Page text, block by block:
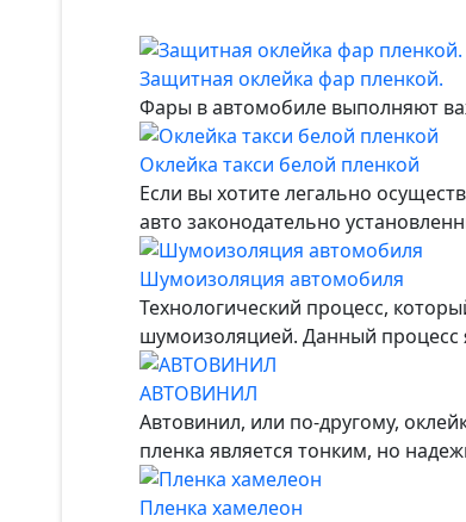
Защитная оклейка фар пленкой.
Фары в автомобиле выполняют
Оклейка такси белой пленкой
Если вы хотите легально
авто законодательно
Шумоизоляция автомобиля
Технологический процесс,
шумоизоляцией. Данный процесс
АВТОВИНИЛ
Автовинил, или по-другому,
пленка является тонким, но
Пленка хамелеон